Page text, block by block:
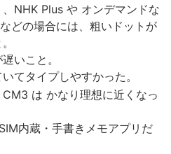
NHK Plus や オンデマンドな
どの場合には、粗いドットが
いこと。
てタイプしやすかった。
は かなり理想に近くなっ
内蔵・手書きメモアプリだ